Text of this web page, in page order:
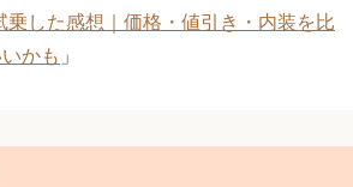
乗した感想｜価格・値引き・内装を比
かも 」